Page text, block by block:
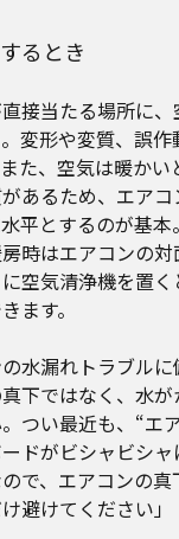
るとき
直接当たる場所に
変形や変質、誤
た、空気は暖かい
あるため、エア
平とするのが基
時はエアコンの
空気清浄機を置
ます。
水漏れトラブル
下ではなく、水
つい最近も、“エ
ドがビシャビシ
で、エアコンの
避けてください」